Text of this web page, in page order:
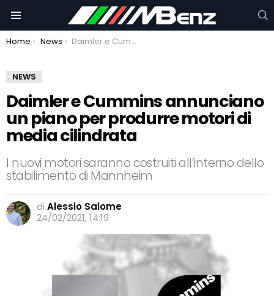
You are here:
Home News Daimler e Cummins annunciano un piano per produrre motori di media cilindrata
NEWS
Daimler e Cummins annunciano
un piano per produrre motori di
media cilindrata
I nuovi motori saranno costruiti all’interno dello
stabilimento di Mannheim
di Alessio Salome
24/02/2021, 14:19